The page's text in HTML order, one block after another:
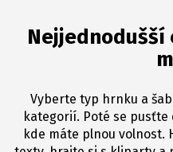
Nejjednodušší
Vyberte typ hrnku a
kategorií. Poté se
kde máte plnou volnost.